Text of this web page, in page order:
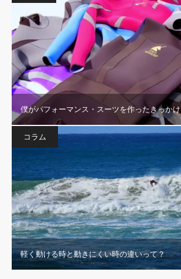
僕がパフォーマンス・スーツを作ったきっかけ
コラム
軽く動ける時と動きにくい時の違いって？